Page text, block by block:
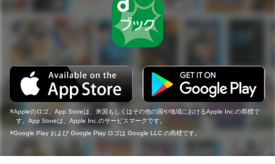
Appleのロゴ、App Storeは、米国もしくはその他の国や地域におけるApple Inc.の商標で
す。App Storeは、Apple Inc.のサービスマークです。
Google Play および Google Play ロゴは Google LLC の商標です。